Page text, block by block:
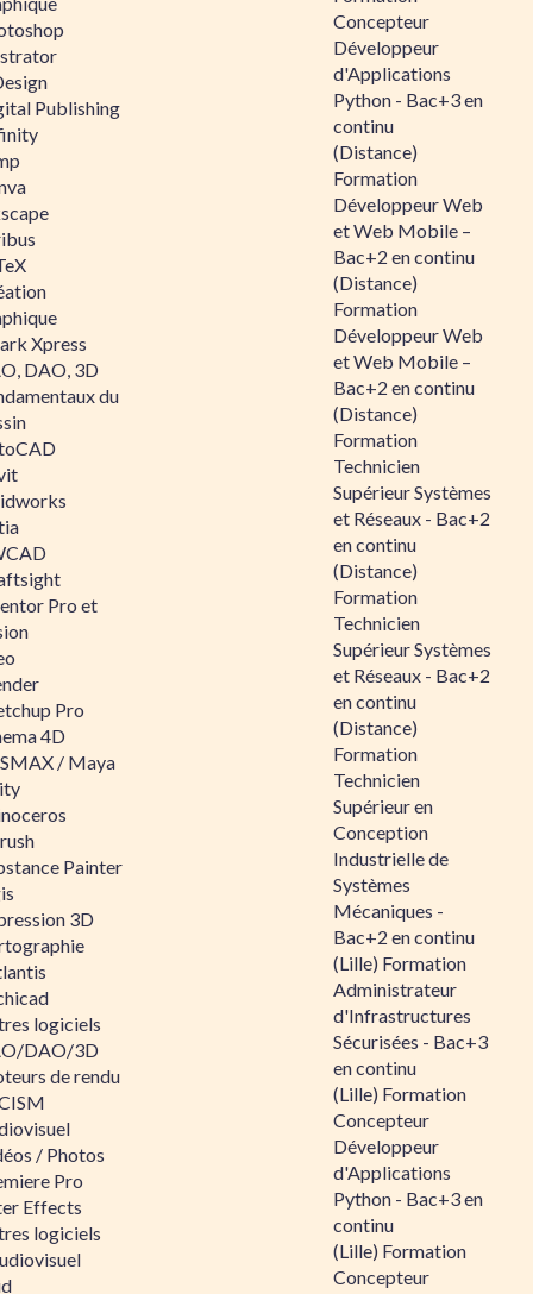
Publishing
Xpress
DAO, 3D
du
Pro et
Pro
4D
/ Maya
Painter
3D
logiciels
DAO/3D
de rendu
/ Photos
Pro
Effects
logiciels
Concepteur
Développeur
d'Applications
Python - Bac+3 en
continu
(Distance)
Formation
Développeur Web
et Web Mobile –
Bac+2 en continu
(Distance)
Formation
Développeur Web
et Web Mobile –
Bac+2 en continu
(Distance)
Formation
Technicien
Supérieur Systèmes
et Réseaux - Bac+2
en continu
(Distance)
Formation
Technicien
Supérieur Systèmes
et Réseaux - Bac+2
en continu
(Distance)
Formation
Technicien
Supérieur en
Conception
Industrielle de
Systèmes
Mécaniques -
Bac+2 en continu
(Lille) Formation
Administrateur
d'Infrastructures
Sécurisées - Bac+3
en continu
(Lille) Formation
Concepteur
Développeur
d'Applications
Python - Bac+3 en
continu
(Lille) Formation
Concepteur